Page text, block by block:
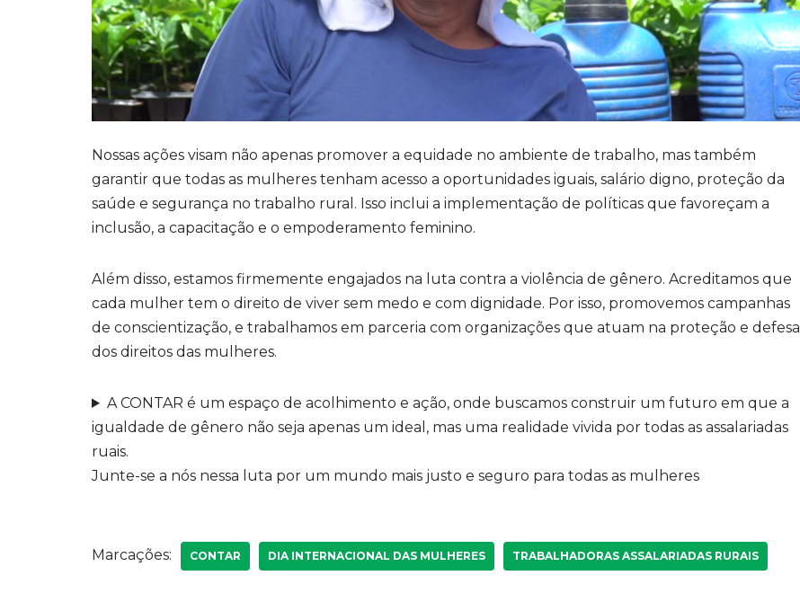
Nossas ações visam não apenas promover a equidade no ambiente de trabalho, mas também
garantir que todas as mulheres tenham acesso a oportunidades iguais, salário digno, proteção da
saúde e segurança no trabalho rural. Isso inclui a implementação de políticas que favoreçam a
inclusão, a capacitação e o empoderamento feminino.
Além disso, estamos firmemente engajados na luta contra a violência de gênero. Acreditamos que
cada mulher tem o direito de viver sem medo e com dignidade. Por isso, promovemos campanhas
de conscientização, e trabalhamos em parceria com organizações que atuam na proteção e defesa
dos direitos das mulheres.
A CONTAR é um espaço de acolhimento e ação, onde buscamos construir um futuro em que a
igualdade de gênero não seja apenas um ideal, mas uma realidade vivida por todas as assalariadas
ruais.
Junte-se a nós nessa luta por um mundo mais justo e seguro para todas as mulheres
Marcações: CONTAR DIA INTERNACIONAL DAS MULHERES TRABALHADORAS ASSALARIADAS RURAIS